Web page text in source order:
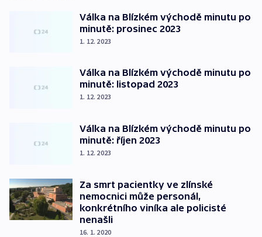
Válka na Blízkém východě minutu po
minutě: prosinec 2023
1. 12. 2023
Válka na Blízkém východě minutu po
minutě: listopad 2023
1. 12. 2023
Válka na Blízkém východě minutu po
minutě: říjen 2023
1. 12. 2023
Za smrt pacientky ve zlínské
nemocnici může personál,
konkrétního viníka ale policisté
nenašli
16. 1. 2020